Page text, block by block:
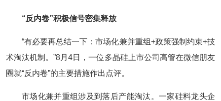
“反内卷”积极信号密集释放
“有必要再总结一下：市场化兼并重组+政策强制约束+技
术淘汰机制。”8月4日，一位多晶硅上市公司高管在微信朋友
圈就“反内卷”的主要措施作出点评。
市场化兼并重组涉及到落后产能淘汰。一家硅料龙头企